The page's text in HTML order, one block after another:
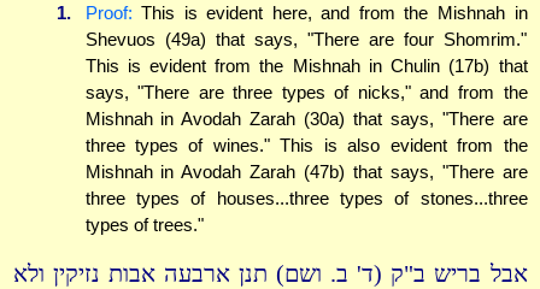
1. Proof: This is evident here, and from the Mishnah in
Shevuos (49a) that says, "There are four Shomrim."
This is evident from the Mishnah in Chulin (17b) that
says, "There are three types of nicks," and from the
Mishnah in Avodah Zarah (30a) that says, "There are
three types of wines." This is also evident from the
Mishnah in Avodah Zarah (47b) that says, "There are
three types of houses...three types of stones...three
types of trees."
אבל בריש ב"ק (ד' ב. ושם) תנן ארבעה אבות נזיקין ולא